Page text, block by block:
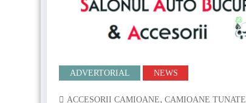
ADVERTORIAL NEWS
ACCESORII CAMIOANE, CAMIOANE TUNATE